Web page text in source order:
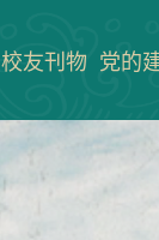
校友刊物 党的